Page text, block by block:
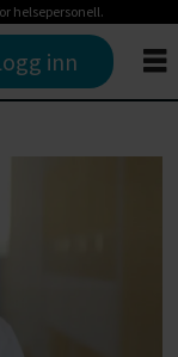
helsepersonell.
inn